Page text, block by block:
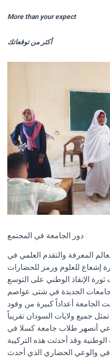
More than your expect
أكثر من توقعاتك
دور الجامعة في المجتمع :
المعرفة والتقدم العلمي في
إشعاع للعلوم ورمز للحضارات
الإنقاذ الوطني على التوسع
الجديدة في شتى عواصم
الجامعة أعداداً كبيرة من وفود
جميع ولايات السودان تقريباً
أنصهر طلاب جامعة كسلا في
وقد أحدثت هذه التركيبة
والوعي الحضاري الذي أحدث